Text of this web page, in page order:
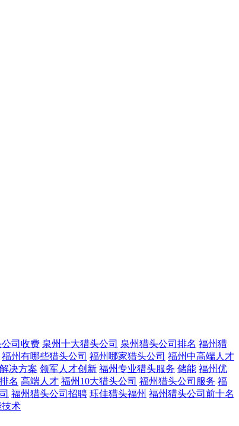
司收费 泉州十大猎头公司 泉州猎头公司排名 福州猎
福州有哪些猎头公司 福州哪家猎头公司 福州中高端人才
决方案 领军人才创新 福州专业猎头服务 储能 福州优
名 高端人才 福州10大猎头公司 福州猎头公司服务 福
福州猎头公司招聘 珏佳猎头福州 福州猎头公司前十名
术